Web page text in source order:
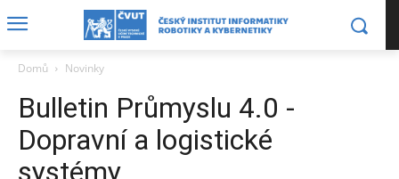
Domů Novinky
Bulletin Průmyslu 4.0 -
Dopravní a logistické
systémy